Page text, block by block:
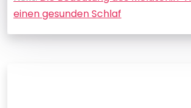
einen gesunden Schlaf